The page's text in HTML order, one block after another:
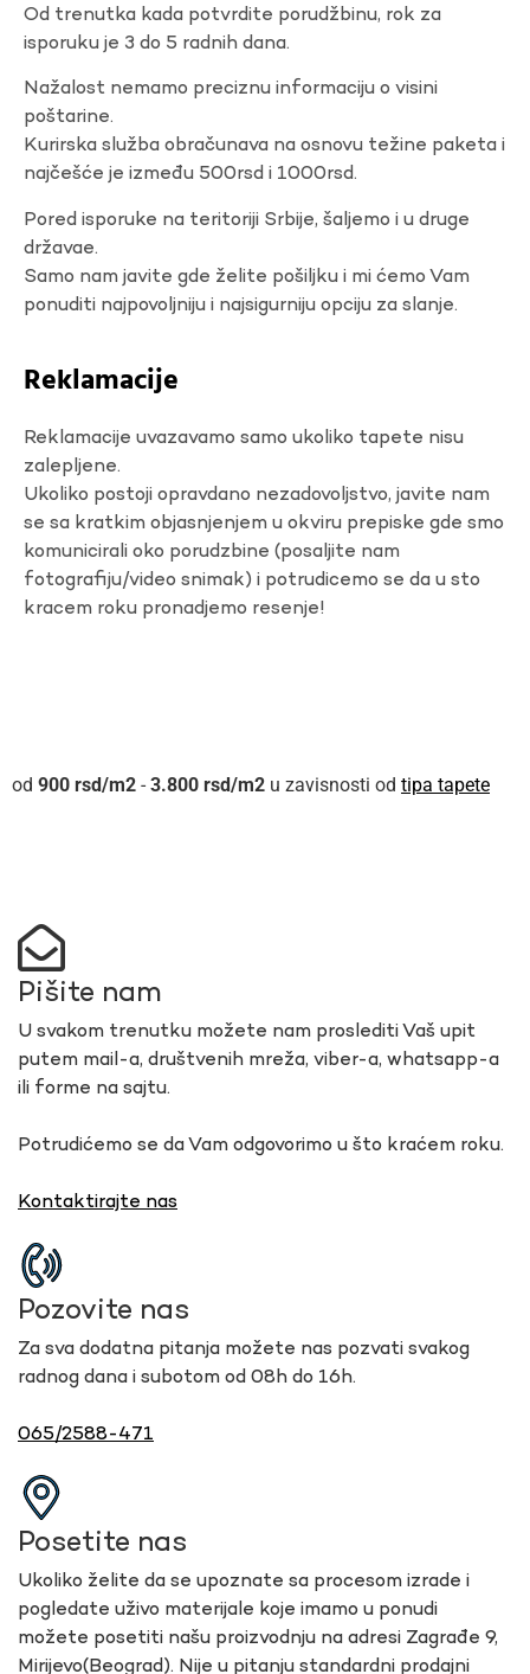
Od trenutka kada potvrdite porudžbinu, rok za
isporuku je 3 do 5 radnih dana.
Nažalost nemamo preciznu informaciju o visini
poštarine.
Kurirska služba obračunava na osnovu težine paketa i
najčešće je između 500rsd i 1000rsd.
Pored isporuke na teritoriji Srbije, šaljemo i u druge
državae.
Samo nam javite gde želite pošiljku i mi ćemo Vam
ponuditi najpovoljniju i najsigurniju opciju za slanje.
Reklamacije
Reklamacije uvazavamo samo ukoliko tapete nisu
zalepljene.
Ukoliko postoji opravdano nezadovoljstvo, javite nam
se sa kratkim objasnjenjem u okviru prepiske gde smo
komunicirali oko porudzbine (posaljite nam
fotografiju/video snimak) i potrudicemo se da u sto
kracem roku pronadjemo resenje!
900 rsd - 3.800 rsd u zavisnosti od tipa tapete
Pišite nam
U svakom trenutku možete nam proslediti Vaš upit
putem mail-a, društvenih mreža, viber-a, whatsapp-a
ili forme na sajtu.
Potrudićemo se da Vam odgovorimo u što kraćem roku.
Kontaktirajte nas
Pozovite nas
Za sva dodatna pitanja možete nas pozvati svakog
radnog dana i subotom od 08h do 16h.
065/2588-471
Posetite nas
Ukoliko želite da se upoznate sa procesom izrade i
pogledate uživo materijale koje imamo u ponudi
možete posetiti našu proizvodnju na adresi Zagrađe 9,
Mirijevo(Beograd). Nije u pitanju standardni prodajni